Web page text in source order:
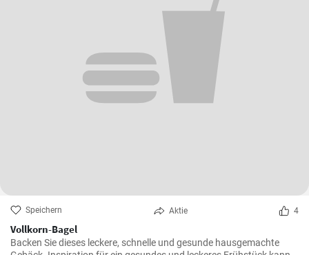
Speichern Aktie 4
Vollkorn-Bagel
Backen Sie dieses leckere, schnelle und gesunde hausgemachte